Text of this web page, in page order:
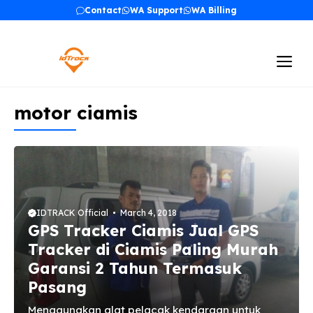
Contact WA Support WA Billing
motor ciamis
IDTRACK Official March 4, 2018
GPS Tracker Ciamis Jual GPS
Tracker di Ciamis Paling Murah
Garansi 2 Tahun Termasuk
Pasang
Menggunakan alat pelacak kendaraan untuk